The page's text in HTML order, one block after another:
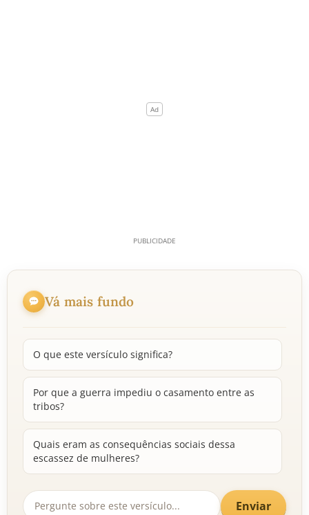
Vá mais fundo
O que este versículo significa?
Por que a guerra impediu o casamento entre as
tribos?
Quais eram as consequências sociais dessa
escassez de mulheres?
Enviar